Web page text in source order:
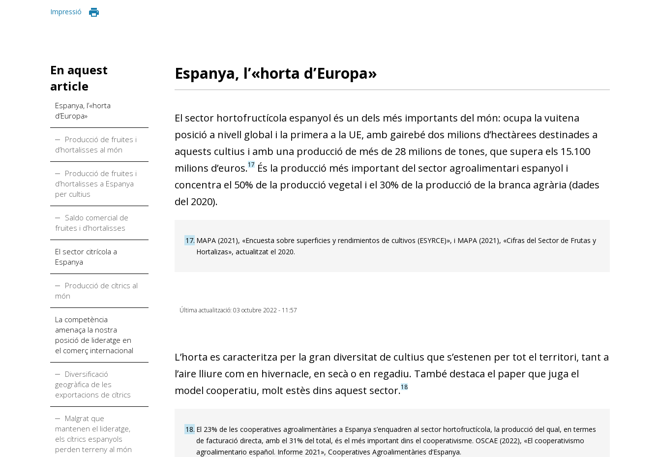
Impressió
En aquest
article
Espanya, l’«horta
d’Europa»
Producció de fruites i
d’hortalisses al món
Producció de fruites i
d’hortalisses a Espanya
per cultius
Saldo comercial de
fruites i d’hortalisses
El sector citrícola a
Espanya
Producció de cítrics al
món
La competència
amenaça la nostra
posició de lideratge en
el comerç internacional
Diversificació
geogràfica de les
exportacions de cítrics
Malgrat que
mantenen el lideratge,
els cítrics espanyols
perden terreny al món
Espanya, l’«horta d’Europa»
El sector hortofructícola espanyol és un dels més importants del món: ocupa la vuitena
posició a nivell global i la primera a la UE, amb gairebé dos milions d’hectàrees destinades a
aquests cultius i amb una producció de més de 28 milions de tones, que supera els 15.100
milions d’euros.17És la producció més important del sector agroalimentari espanyol i
concentra el 50% de la producció vegetal i el 30% de la producció de la branca agrària (dades
del 2020).
17 MAPA (2021), «Encuesta sobre superficies y rendimientos de cultivos (ESYRCE)», i MAPA (2021), «Cifras del Sector de Frutas y
Hortalizas», actualitzat el 2020.
Última actualització: 03 octubre 2022 - 11:57
L’horta es caracteritza per la gran diversitat de cultius que s’estenen per tot el territori, tant a
l’aire lliure com en hivernacle, en secà o en regadiu. També destaca el paper que juga el
model cooperatiu, molt estès dins aquest sector.18
18 El 23% de les cooperatives agroalimentàries a Espanya s’enquadren al sector hortofructícola, la producció del qual, en termes
de facturació directa, amb el 31% del total, és el més important dins el cooperativisme. OSCAE (2022), «El cooperativismo
agroalimentario español. Informe 2021», Cooperatives Agroalimentàries d’Espanya.